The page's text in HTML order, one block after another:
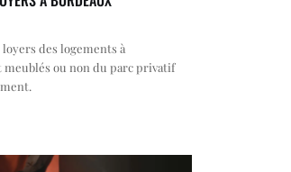
des logements à
meublés ou non du parc privatif